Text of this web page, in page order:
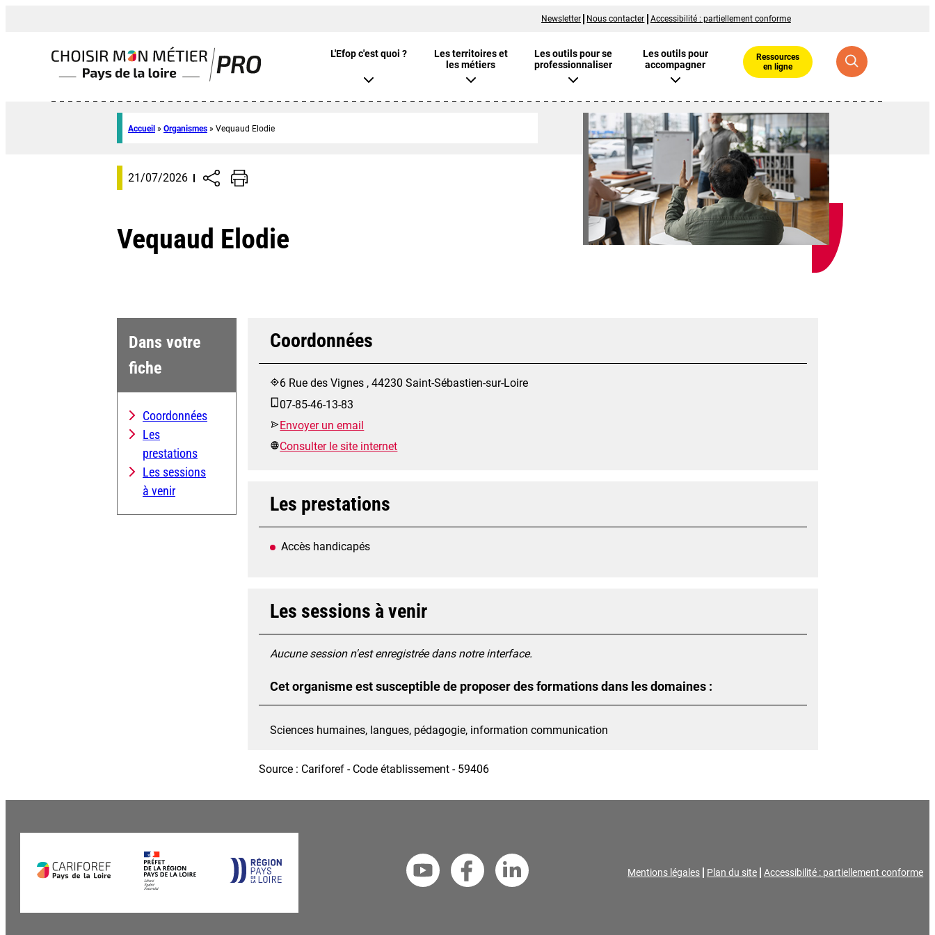
Newsletter Nous contacter Accessibilité : partiellement conforme
L'Efop c'est quoi ?
Les territoires et
les métiers
Les outils pour se
professionnaliser
Les outils pour
accompagner
Ressources
en ligne
Accueil » Organismes » Vequaud Elodie
21/07/2026
Vequaud Elodie
Dans votre
fiche
Coordonnées
Les
prestations
Les sessions
à venir
Coordonnées
6 Rue des Vignes , 44230 Saint-Sébastien-sur-Loire
07-85-46-13-83
Envoyer un email
Consulter le site internet
Les prestations
Accès handicapés
Les sessions à venir
Aucune session n'est enregistrée dans notre interface.
Cet organisme est susceptible de proposer des formations dans les domaines :
Sciences humaines, langues, pédagogie, information communication
Source : Cariforef - Code établissement - 59406
Mentions légales Plan du site Accessibilité : partiellement conforme